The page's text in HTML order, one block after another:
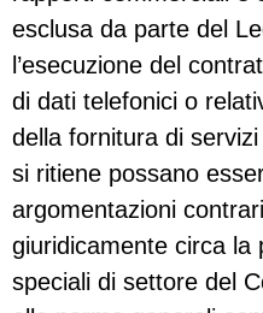
esclusa da parte del
l’esecuzione del
di dati telefonici o
della fornitura di
si ritiene possano
argomentazioni
giuridicamente circa la
speciali di settore del